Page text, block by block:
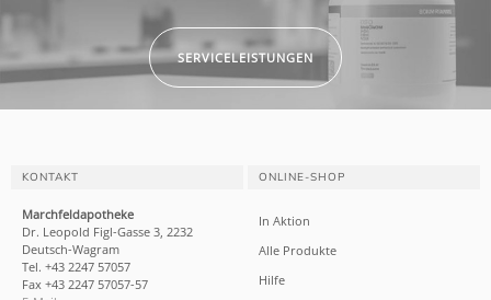
SERVICELEISTUNGEN
KONTAKT
Marchfeldapotheke
Dr. Leopold Figl-Gasse 3, 2232
Deutsch-Wagram
Tel. +43 2247 57057
Fax +43 2247 57057-57
ONLINE-SHOP
In Aktion
Alle Produkte
Hilfe